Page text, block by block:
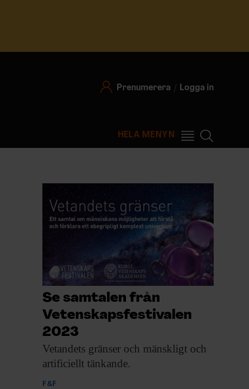
Prenumerera Logga in
HELA MENYN
Se samtalen från
Vetenskapsfestivalen
2023
Vetandets gränser och mänskligt och
artificiellt tänkande.
F&F